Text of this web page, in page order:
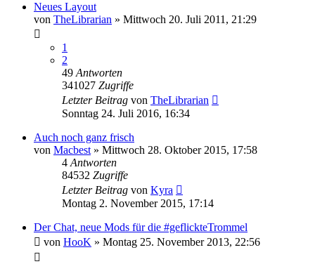
Neues Layout
von TheLibrarian » Mittwoch 20. Juli 2011, 21:29
1
2
49 Antworten
341027 Zugriffe
Letzter Beitrag von TheLibrarian
Sonntag 24. Juli 2016, 16:34
Auch noch ganz frisch
von Macbest » Mittwoch 28. Oktober 2015, 17:58
4 Antworten
84532 Zugriffe
Letzter Beitrag von Kyra
Montag 2. November 2015, 17:14
Der Chat, neue Mods für die #geflickteTrommel
von HooK » Montag 25. November 2013, 22:56